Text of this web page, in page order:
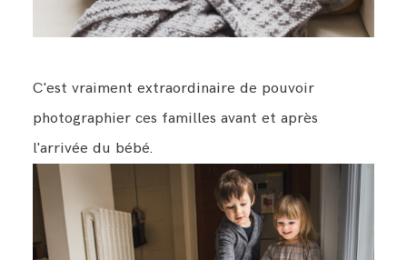
C'est vraiment extraordinaire de pouvoir
photographier ces familles avant et après
l'arrivée du bébé.